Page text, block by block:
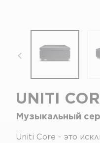
focal-naim-
UNITI
Музыкальный
Uniti Core - это